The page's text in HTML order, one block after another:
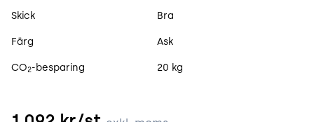
Skick Bra
Färg Ask
CO2-besparing 20 kg